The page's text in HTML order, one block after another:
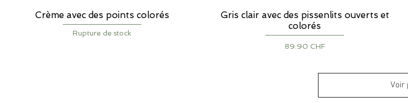
Aperçu rapide
Crème avec des points colorés
Rupture de stock
Aperçu rapide
Gris clair avec des pissenlits ouverts et
colorés
Prix
89.90 CHF
Voir